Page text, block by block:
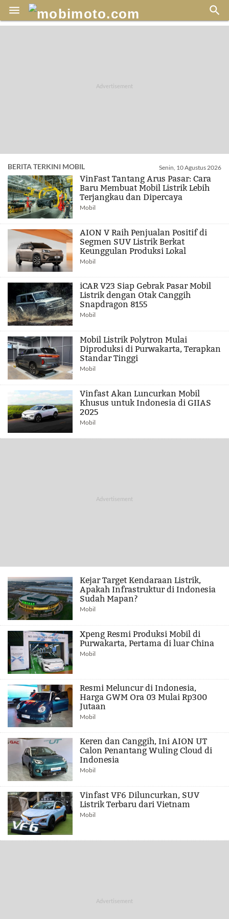
 
BERITA TERKINI MOBIL Senin, 10 Agustus 2026
VinFast Tantang Arus Pasar: Cara
Baru Membuat Mobil Listrik Lebih
Terjangkau dan Dipercaya
Mobil
AION V Raih Penjualan Positif di
Segmen SUV Listrik Berkat
Keunggulan Produksi Lokal
Mobil
iCAR V23 Siap Gebrak Pasar Mobil
Listrik dengan Otak Canggih
Snapdragon 8155
Mobil
Mobil Listrik Polytron Mulai
Diproduksi di Purwakarta, Terapkan
Standar Tinggi
Mobil
Vinfast Akan Luncurkan Mobil
Khusus untuk Indonesia di GIIAS
2025
Mobil
Kejar Target Kendaraan Listrik,
Apakah Infrastruktur di Indonesia
Sudah Mapan?
Mobil
Xpeng Resmi Produksi Mobil di
Purwakarta, Pertama di luar China
Mobil
Resmi Meluncur di Indonesia,
Harga GWM Ora 03 Mulai Rp300
Jutaan
Mobil
Keren dan Canggih, Ini AION UT
Calon Penantang Wuling Cloud di
Indonesia
Mobil
Vinfast VF6 Diluncurkan, SUV
Listrik Terbaru dari Vietnam
Mobil